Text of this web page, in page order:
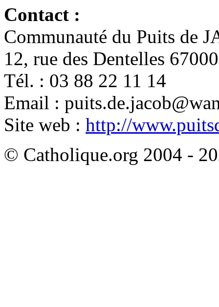
Contact :
Communauté du Puits de
12, rue des Dentelles
Tél. : 03 88 22 11 14
Email :
Site web : http://
© Catholique.org 2004 -